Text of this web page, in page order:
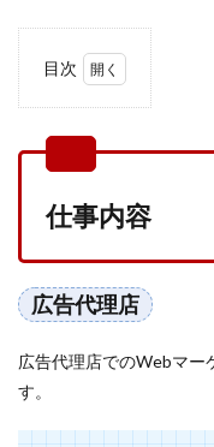
目次
内容
広告
代理
1.2
事業
（イ
仕事内容
広告代理店
広告代理店でのWebマー
す。